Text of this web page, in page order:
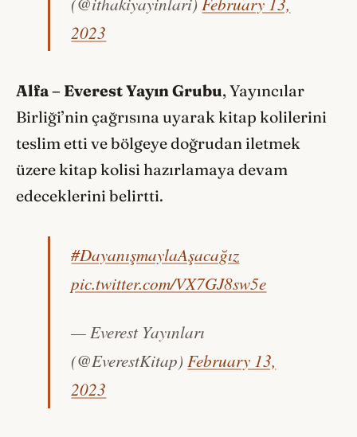
2023
Alfa – Everest Yayın Grubu, Yayıncılar
Birliği’nin çağrısına uyarak kitap kolilerini
teslim etti ve bölgeye doğrudan iletmek
üzere kitap kolisi hazırlamaya devam
edeceklerini belirtti.
#DayanışmaylaAşacağız
pic.twitter.com/VX7GJ8sw5e
— Everest Yayınları
(@EverestKitap)February 13,
2023